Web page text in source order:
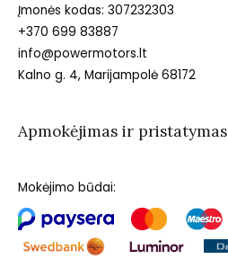
Įmonės kodas: 307232303
+370 699 83887
info@powermotors.lt
Kalno g. 4, Marijampolė 68172
Apmokėjimas ir pristatymas
Mokėjimo būdai: